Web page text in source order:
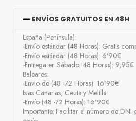
ENVÍOS GRATUITOS EN 48H
España (Península):
-Envío estándar (48 Horas): Gratis
-Envío estándar (48 Horas): 6’90€
-Entrega en Sábado (48 Horas): 9,95€
Baleares:
-Envío de (48 -72 Horas): 16’90€
Islas Canarias, Ceuta y Melilla:
-Envío (48 -72 Horas): 16’90€
Importante: Facilitar el número de DNI